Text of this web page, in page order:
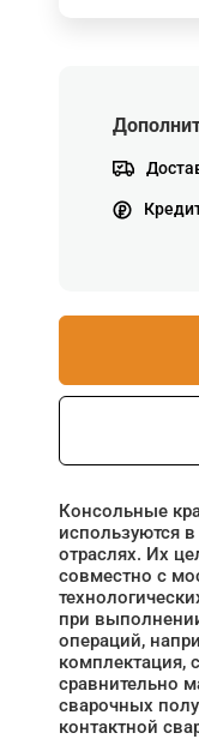
Консольные
используются
отраслях. Их
совместно с
при
операций,
комплектация,
сравнительно
сварочных
контактной